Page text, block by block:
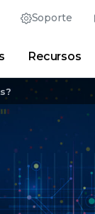
Soporte
Partner Portal
Sala de
Recursos